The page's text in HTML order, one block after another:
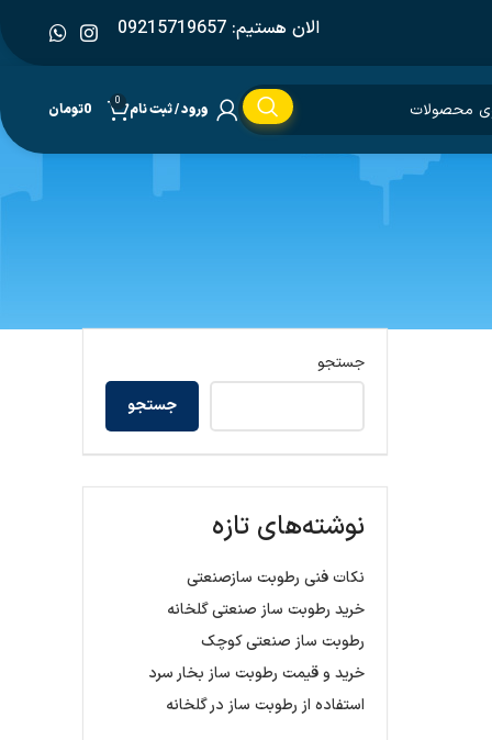
الان هستیم: 09215719657
ورود / ثبت نام 0
0تومان
جستجو
جستجو
نوشته‌های تازه
نکات فنی رطوبت سازصنعتی
خرید رطوبت ساز صنعتی گلخانه
رطوبت ساز صنعتی کوچک
خرید و قیمت رطوبت ساز بخار سرد
استفاده از رطوبت ساز در گلخانه